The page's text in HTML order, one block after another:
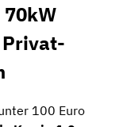
Privat-
100 Euro